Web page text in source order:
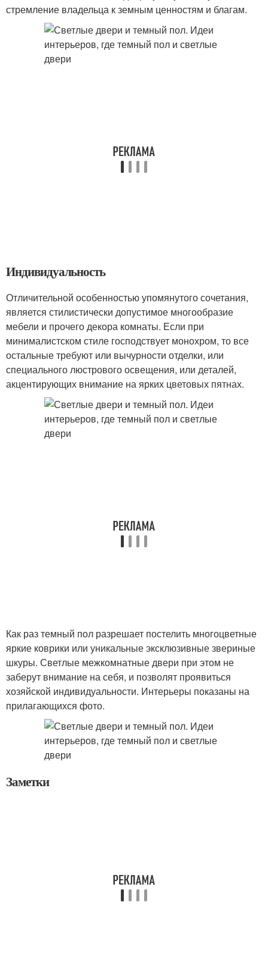
стремление владельца к земным ценностям и благам.
Индивидуальность
Отличительной особенностью упомянутого сочетания,
является стилистически допустимое многообразие
мебели и прочего декора комнаты. Если при
минималистском стиле господствует монохром, то все
остальные требуют или вычурности отделки, или
специального люстрового освещения, или деталей,
акцентирующих внимание на ярких цветовых пятнах.
Как раз темный пол разрешает постелить многоцветные
яркие коврики или уникальные эксклюзивные звериные
шкуры. Светлые межкомнатные двери при этом не
заберут внимание на себя, и позволят проявиться
хозяйской индивидуальности. Интерьеры показаны на
прилагающихся фото.
Заметки